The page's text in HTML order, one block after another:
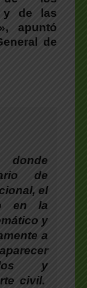
y de las
apuntó
de
de
el
en la
y
a
y
civil.